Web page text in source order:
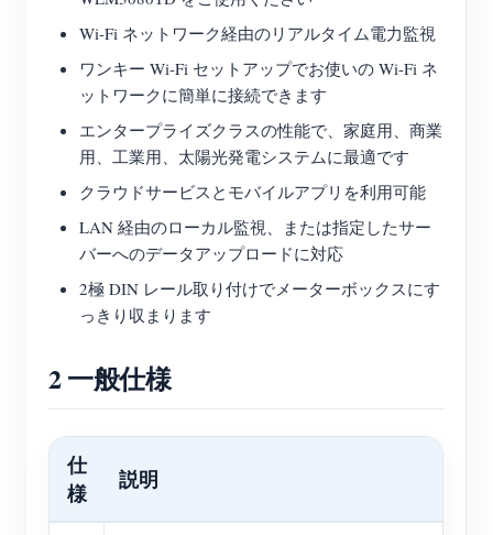
Wi-Fi ネットワーク経由のリアルタイム電力監視
ワンキー Wi-Fi セットアップでお使いの Wi-Fi ネ
ットワークに簡単に接続できます
エンタープライズクラスの性能で、家庭用、商業
用、工業用、太陽光発電システムに最適です
クラウドサービスとモバイルアプリを利用可能
LAN 経由のローカル監視、または指定したサー
バーへのデータアップロードに対応
2極 DIN レール取り付けでメーターボックスにす
っきり収まります
2 一般仕様
仕
様
説明